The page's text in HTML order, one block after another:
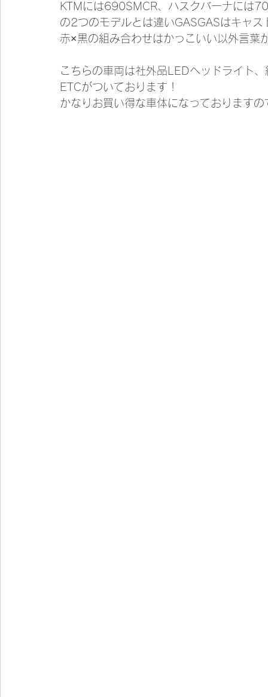
KTMには690SMCR、ハスクバーナには
の2つのモデルとは違いGASGASはキャ
赤×黒の組み合わせはかっこいい以外言葉
こちらの車両は社外品LEDヘッドライト
ETCがついております！
かなりお買い得な車体になっております